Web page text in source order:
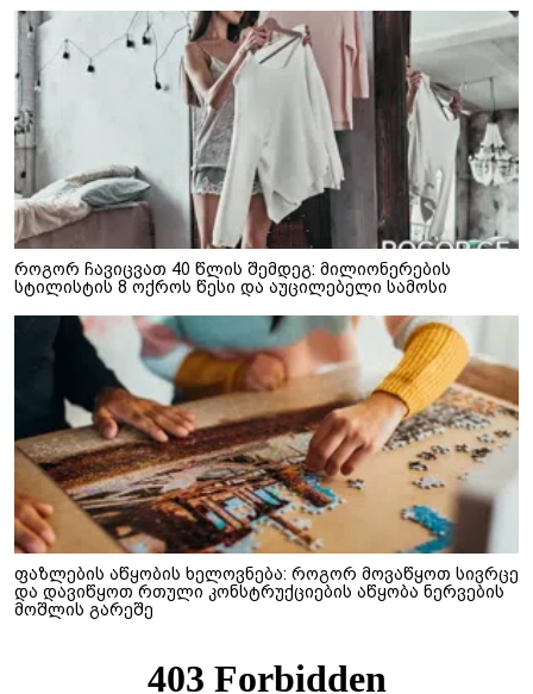
როგორ ჩავიცვათ 40 წლის შემდეგ: მილიონერების
სტილისტის 8 ოქროს წესი და აუცილებელი სამოსი
ფაზლების აწყობის ხელოვნება: როგორ მოვაწყოთ სივრცე
და დავიწყოთ რთული კონსტრუქციების აწყობა ნერვების
მოშლის გარეშე